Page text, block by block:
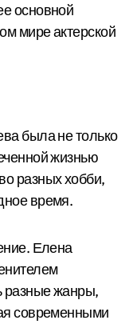
основной
мире актерской
была не только
жизнью
разных хобби,
время.
Елена
разные жанры,
современными